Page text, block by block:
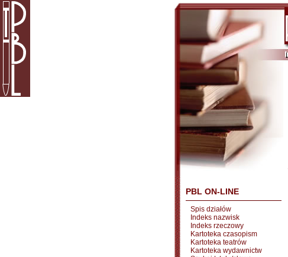
PBL ON-LINE
Spis działów
Indeks nazwisk
Indeks rzeczowy
Kartoteka czasopism
Kartoteka teatrów
Kartoteka wydawnictw